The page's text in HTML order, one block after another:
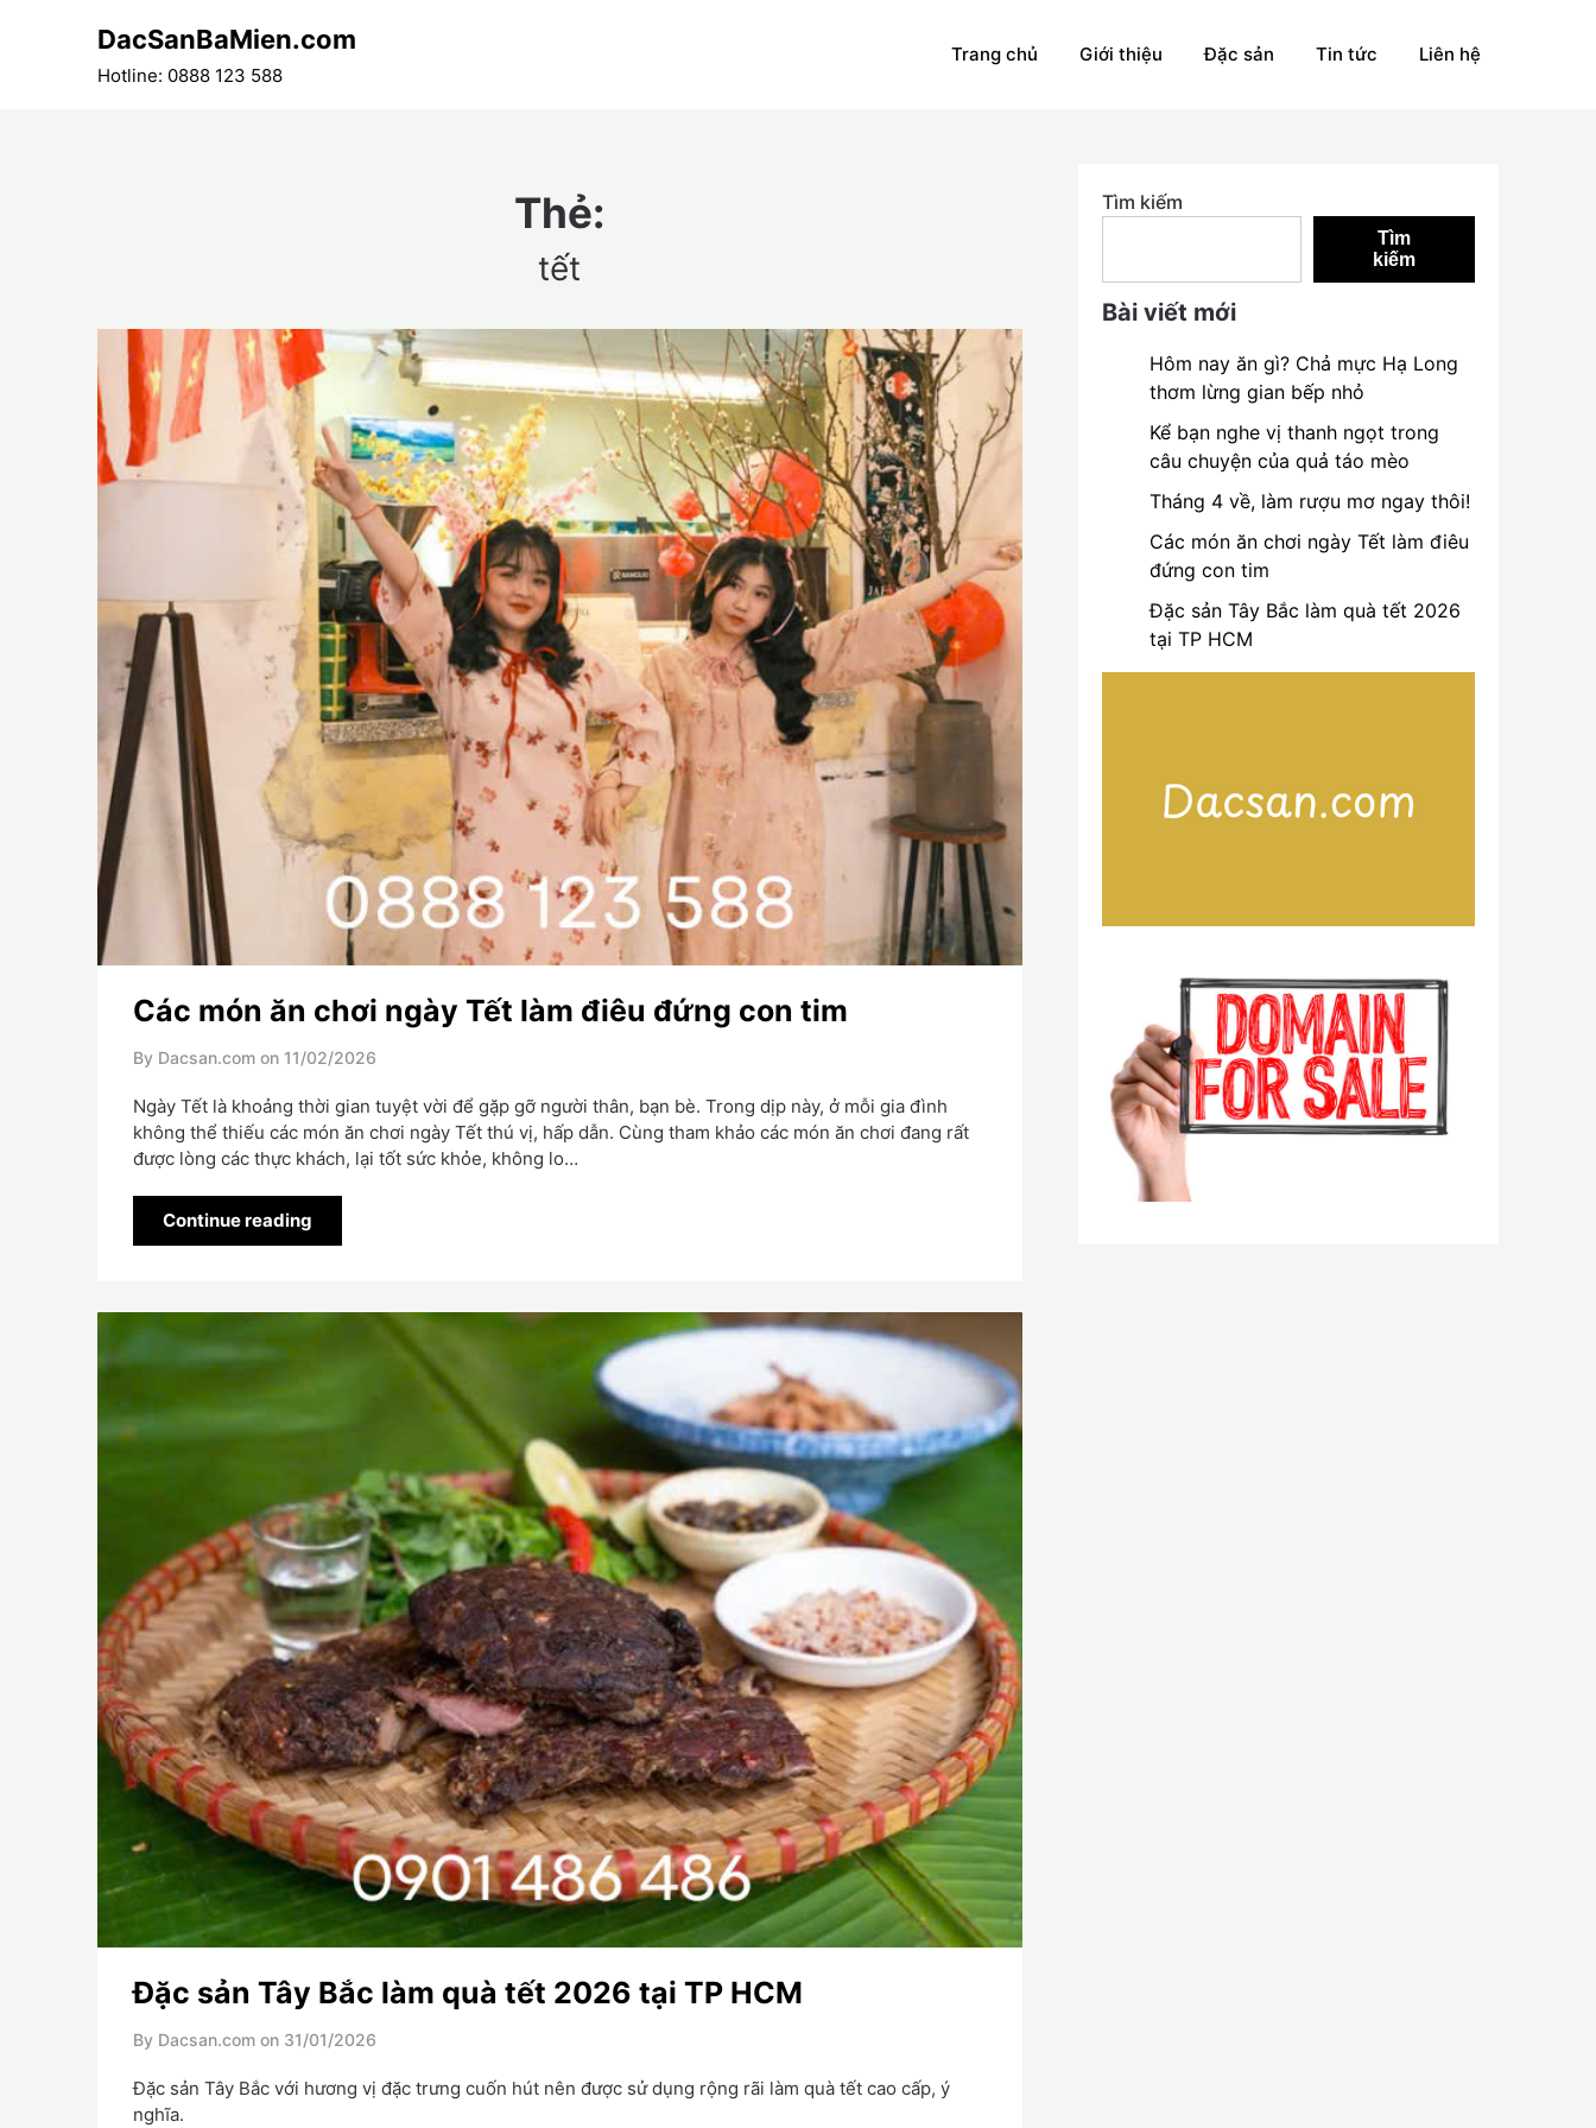
DacSanBaMien.com
Hotline: 0888 123 588
Trang chủ Giới thiệu Đặc sản Tin tức Liên hệ
Thẻ:
tết
Các món ăn chơi ngày Tết làm điêu đứng con tim
By Dacsan.com on 11/02/2026
Ngày Tết là khoảng thời gian tuyệt vời để gặp gỡ người thân, bạn bè. Trong dịp này, ở mỗi gia đình
không thể thiếu các món ăn chơi ngày Tết thú vị, hấp dẫn. Cùng tham khảo các món ăn chơi đang rất
được lòng các thực khách, lại tốt sức khỏe, không lo…
Continue reading
Đặc sản Tây Bắc làm quà tết 2026 tại TP HCM
By Dacsan.com on 31/01/2026
Đặc sản Tây Bắc với hương vị đặc trưng cuốn hút nên được sử dụng rộng rãi làm quà tết cao cấp, ý
nghĩa.
Tìm kiếm
Tìm
kiếm
Bài viết mới
Hôm nay ăn gì? Chả mực Hạ Long
thơm lừng gian bếp nhỏ
Kể bạn nghe vị thanh ngọt trong
câu chuyện của quả táo mèo
Tháng 4 về, làm rượu mơ ngay thôi!
Các món ăn chơi ngày Tết làm điêu
đứng con tim
Đặc sản Tây Bắc làm quà tết 2026
tại TP HCM